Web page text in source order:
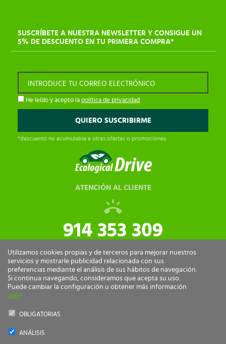
SUSCRÍBETE A NUESTRA NEWSLETTER Y CONSIGUE UN
5% DE DESCUENTO EN TU PRIMERA COMPRA*
INTRODUCE TU CORREO ELECTRÓNICO
He leído y acepto la política de privacidad
*descuento no acumulable a otras ofertas o promociones.
ATENCIÓN AL CLIENTE
914 353 309
tiendaonline@ecologicaldrive.com
Utilizamos cookies propias y de terceros para mejorar nuestros
servicios y mostrarle publicidad relacionada con sus
preferencias mediante el análisis de sus hábitos de navegación.
Si continua navegando, consideramos que acepta su uso.
Puede cambiar la configuración u obtener más información
aquí
OBLIGATORIAS
ANÁLISIS